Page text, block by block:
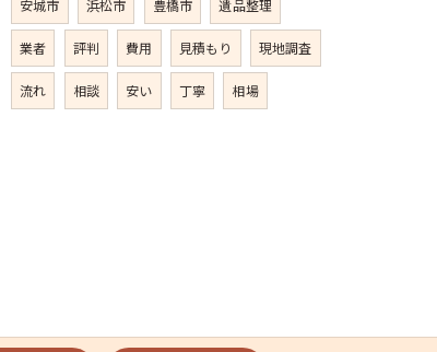
安城市 浜松市 豊橋市 遺品整理
業者 評判 費用 見積もり 現地調査
流れ 相談 安い 丁寧 相場